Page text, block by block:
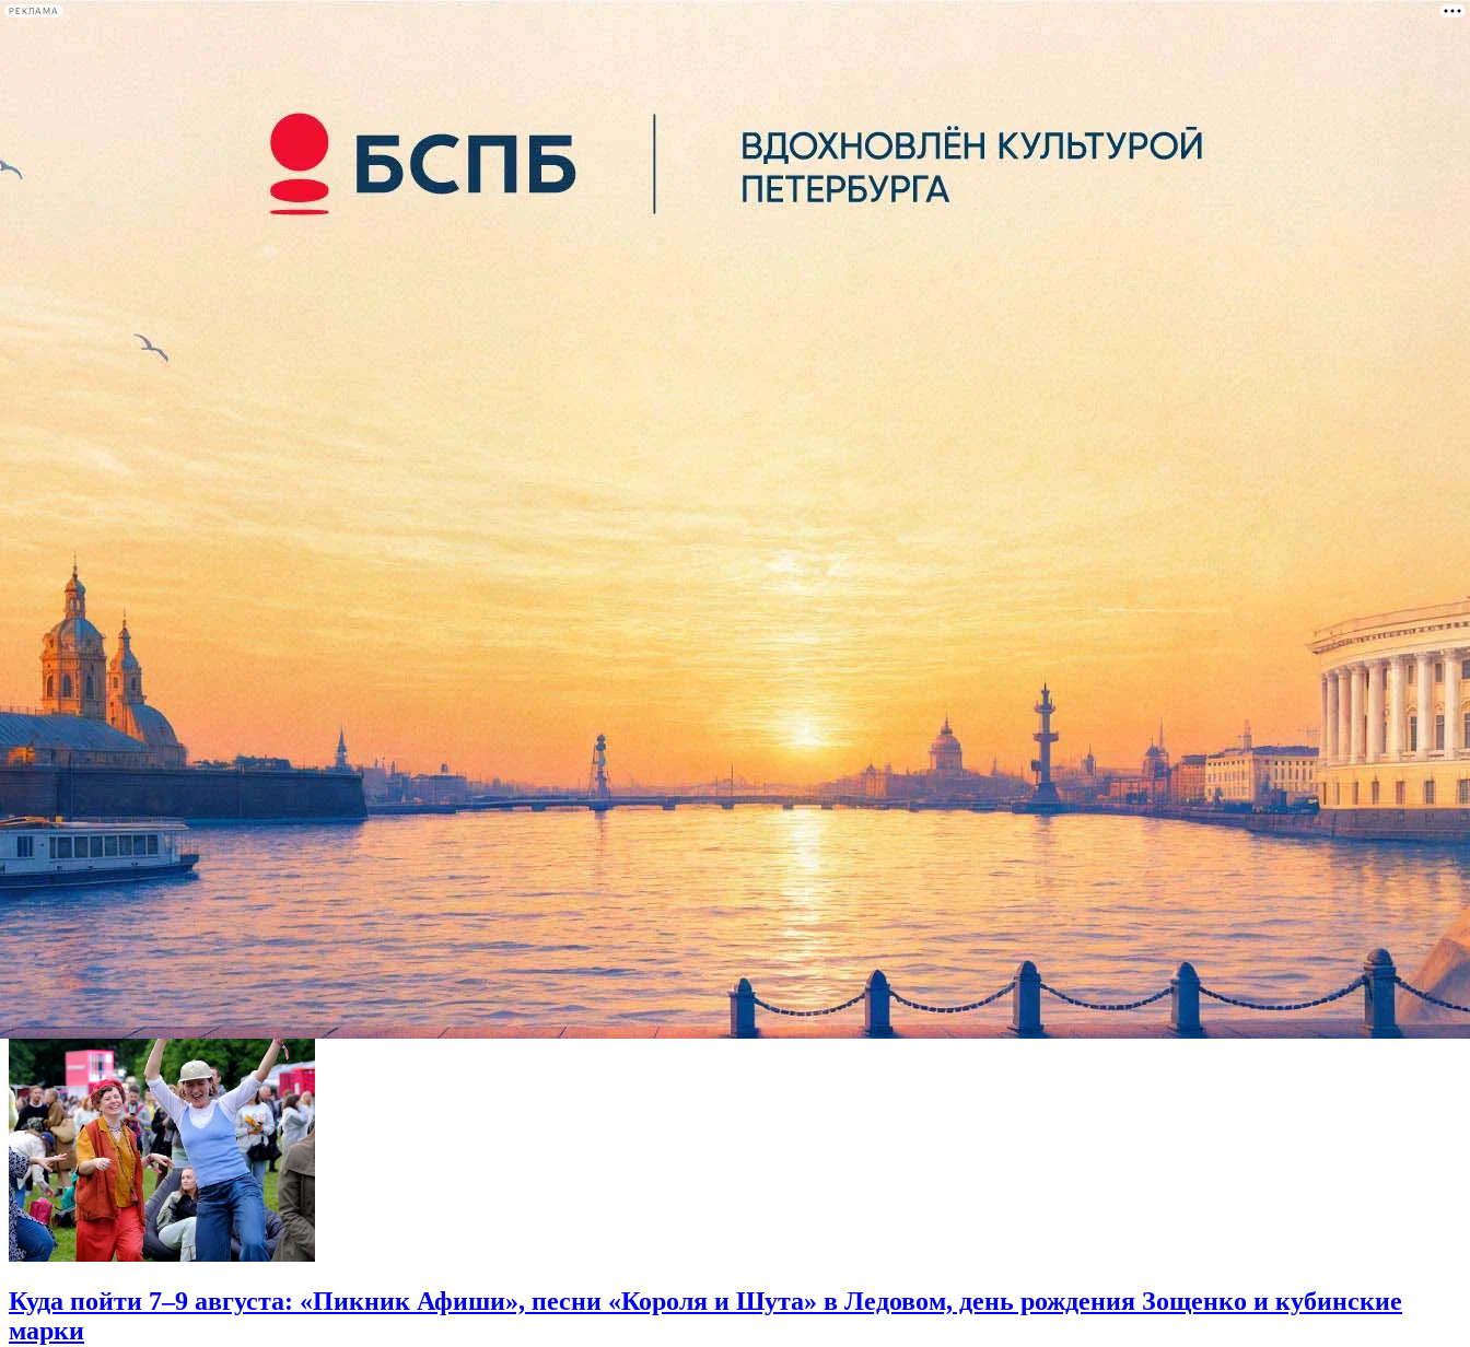
РЕКЛАМА
лекции
книги
Александра Сокурова поздравил с днем рождения президент
14 июня 2016,
Владимир Путин отправил поздравительную телеграмму петербургскому кинорежиссеру Александру Сокурову, лауреату Венецианского кинофестиваля, известному своей активной
гражданской позицией.
Президент отметил «большой талант и неиссякаемый творческий потенциал» Сокурова и сказал о глубоком уважении к его многолетней педагогической, просветительской деятельности и
значимому личному вкладу в сбережение национального исторического, духовного наследия.
Также Сокурова поздравили премьер-министр России Дмитрий Медведев и губернатор Санкт-Петербурга Георгий Полтавченко.
Напомним, в конце мая на закрытом заседании петербургского Законодательного собрания прошли выборы почетных граждан Санкт-Петербурга. Среди кандидатов, за которых голосовали
депутаты, был и Александр Сокуров. Однако почетными гражданами были выбраны дирижер Владислав Чернушенко и академик Владимир Окрепилов. Факт, что режиссеру уже не первый
год не присваивают звания Почетного гражданина Санкт-Петербурга, вызвал возмущение у депутатов партии «Яблоко», выдвигавших его кандидатуру, а также либеральных активистов и
градозащитников.
Фонтанка.ру
Куда пойти 7–9 августа: «Пикник Афиши», песни «Короля и Шута» в Ледовом, день рождения Зощенко и кубинские
марки